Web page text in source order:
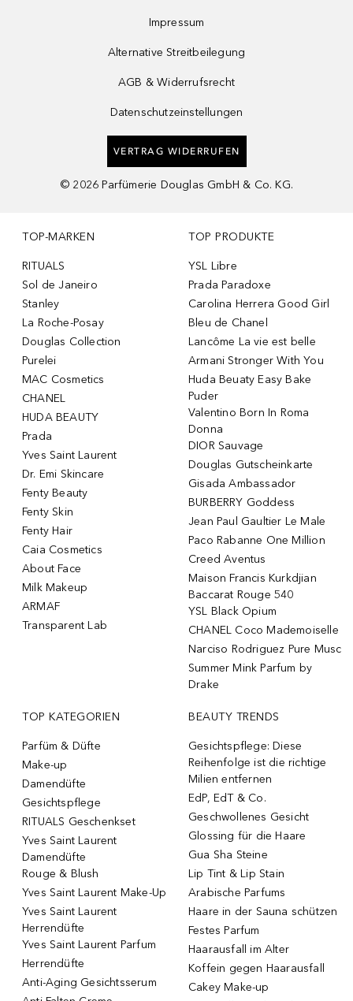
Impressum
Alternative Streitbeilegung
AGB & Widerrufsrecht
Datenschutzeinstellungen
VERTRAG WIDERRUFEN
© 2026 Parfümerie Douglas GmbH & Co. KG.
TOP-MARKEN
RITUALS
Sol de Janeiro
Stanley
La Roche-Posay
Douglas Collection
Purelei
MAC Cosmetics
CHANEL
HUDA BEAUTY
Prada
Yves Saint Laurent
Dr. Emi Skincare
Fenty Beauty
Fenty Skin
Fenty Hair
Caia Cosmetics
About Face
Milk Makeup
ARMAF
Transparent Lab
TOP PRODUKTE
YSL Libre
Prada Paradoxe
Carolina Herrera Good Girl
Bleu de Chanel
Lancôme La vie est belle
Armani Stronger With You
Huda Beuaty Easy Bake
Puder
Valentino Born In Roma
Donna
DIOR Sauvage
Douglas Gutscheinkarte
Gisada Ambassador
BURBERRY Goddess
Jean Paul Gaultier Le Male
Paco Rabanne One Million
Creed Aventus
Maison Francis Kurkdjian
Baccarat Rouge 540
YSL Black Opium
CHANEL Coco Mademoiselle
Narciso Rodriguez Pure Musc
Summer Mink Parfum by
Drake
TOP KATEGORIEN
Parfüm & Düfte
Make-up
Damendüfte
Gesichtspflege
RITUALS Geschenkset
Yves Saint Laurent
Damendüfte
Rouge & Blush
Yves Saint Laurent Make-Up
Yves Saint Laurent
Herrendüfte
Yves Saint Laurent Parfum
Herrendüfte
Anti-Aging Gesichtsserum
BEAUTY TRENDS
Gesichtspflege: Diese
Reihenfolge ist die richtige
Milien entfernen
EdP, EdT & Co.
Geschwollenes Gesicht
Glossing für die Haare
Gua Sha Steine
Lip Tint & Lip Stain
Arabische Parfums
Haare in der Sauna schützen
Festes Parfum
Haarausfall im Alter
Koffein gegen Haarausfall
Cakey Make-up